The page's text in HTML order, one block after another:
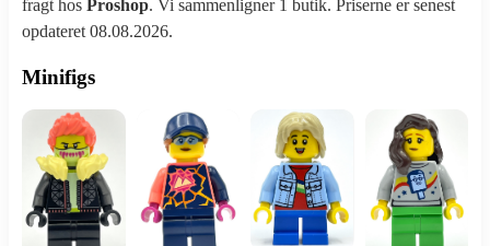
fragt hos Proshop. Vi sammenligner 1 butik. Priserne er senest
opdateret 08.08.2026.
Minifigs